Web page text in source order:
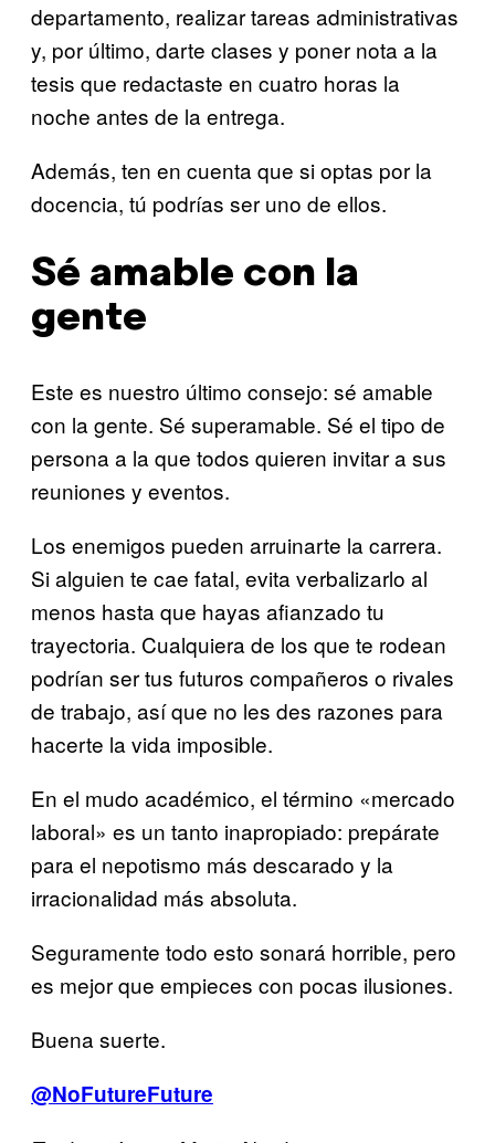
departamento, realizar tareas administrativas
y, por último, darte clases y poner nota a la
tesis que redactaste en cuatro horas la
noche antes de la entrega.
Además, ten en cuenta que si optas por la
docencia, tú podrías ser uno de ellos.
Sé amable con la
gente
Este es nuestro último consejo: sé amable
con la gente. Sé superamable. Sé el tipo de
persona a la que todos quieren invitar a sus
reuniones y eventos.
Los enemigos pueden arruinarte la carrera.
Si alguien te cae fatal, evita verbalizarlo al
menos hasta que hayas afianzado tu
trayectoria. Cualquiera de los que te rodean
podrían ser tus futuros compañeros o rivales
de trabajo, así que no les des razones para
hacerte la vida imposible.
En el mudo académico, el término «mercado
laboral» es un tanto inapropiado: prepárate
para el nepotismo más descarado y la
irracionalidad más absoluta.
Seguramente todo esto sonará horrible, pero
es mejor que empieces con pocas ilusiones.
Buena suerte.
@NoFutureFuture